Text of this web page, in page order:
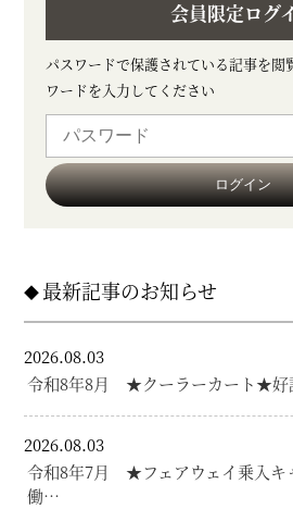
会員限定ログ
パスワードで保護されている記事を閲
ワードを入力してください
最新記事のお知らせ
2026.08.03
令和8年8月 ★クーラーカート★好
2026.08.03
令和8年7月 ★フェアウェイ乗入キ
働…